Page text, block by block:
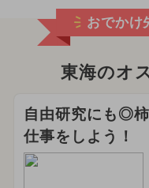
おでかけ
東海のオ
自由研究にも◎
仕事をしよう！